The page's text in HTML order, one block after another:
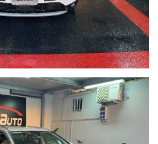
, girare a sinistra e proseguire
comoda è quella di Aversa.
di Capodichino
SPECIAL AUTO di Pianese Vincenzo